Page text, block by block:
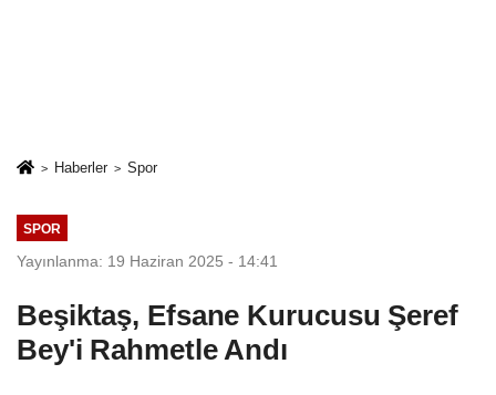
Haberler Spor
SPOR
Yayınlanma: 19 Haziran 2025 - 14:41
Beşiktaş, Efsane Kurucusu Şeref
Bey'i Rahmetle Andı